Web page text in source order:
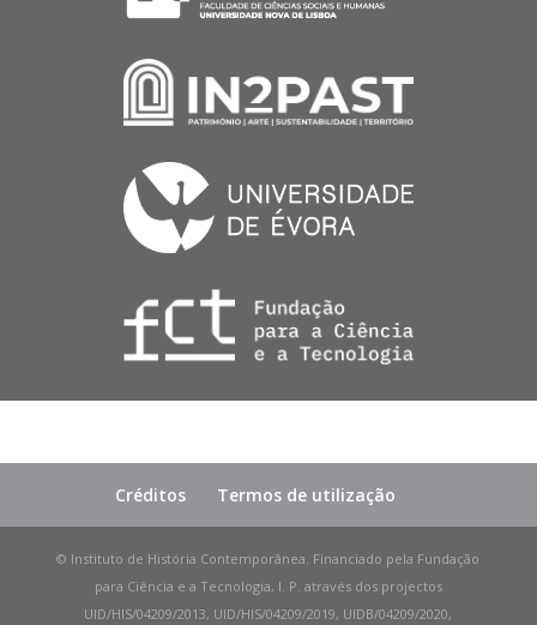
Créditos Termos de utilização
© Instituto de História Contemporânea. Financiado pela Fundação
para Ciência e a Tecnologia, I. P. através dos projectos
UID/HIS/04209/2013, UID/HIS/04209/2019, UIDB/04209/2020,